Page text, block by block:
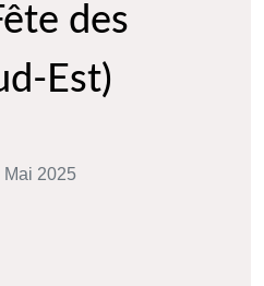
des
Est)
Mai 2025